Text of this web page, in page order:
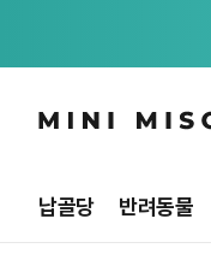
납골당 반려동물